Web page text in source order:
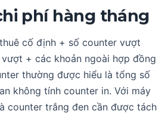
phí hàng tháng
cố định + số counter vượt
+ các khoản ngoài hợp đồng
thường được hiểu là tổng số
không tính counter in. Với máy
counter trắng đen cần được tách